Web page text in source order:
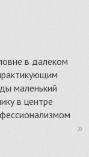
в далеком
маленький
в центре